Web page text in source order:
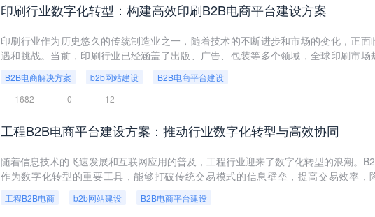
印刷行业数字化转型：构建高效印刷B2B电商平台建设方案
印刷行业作为历史悠久的传统制造业之一，随着技术的不断进步和市场的变化，正面
遇和挑战。当前，印刷行业已经涵盖了出版、广告、包装等多个领域，全球印刷市场
过1万亿美元。而在中国，随着经济的不断增长，人们对于印刷品的需求也越来越高。
的印刷行业在环保压力、原材料成本上涨等问题面前，亟需通过数字化转型来实现可持
B2B电商解决方案 b2b网站建设
B2B电商平台建设
1682
0 12
工程B2B电商平台建设方案：推动行业数字化转型与高效协同
随着信息技术的飞速发展和互联网应用的普及，工程行业迎来了数字化转型的浪潮。
作为数字化转型的重要工具，能够打破传统交易模式的信息壁垒，提高交易效率，
技术创新和模式创新，推动工程行业的数字化转型和升级发展。
工程B2B电商 b2b网站建设
B2B电商平台建设